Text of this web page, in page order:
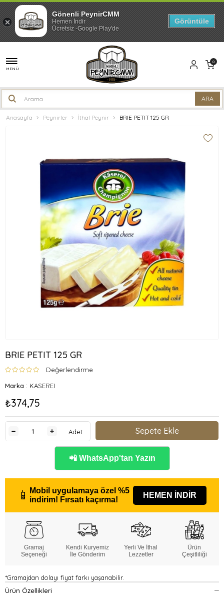
MENÜ
0
Anasayfa Peynirler İthal Peynir BRIE PETIT 125 GR
BRIE PETIT 125 GR
Değerlendirme
Marka : KASEREI
₺374,75
Adet
📲 WhatsApp'tan Yazın
📱 Mobil uygulamaya özel %5
indirim! Fırsatı kaçırma!
HEMEN İNDİR
Gramaj
Seçeneği
Kendi Kuryemiz
İle Gönderim
Yerli Ve İthal
Lezzetler
Ürün
Çeşitliliği
*Gramajdan dolayı fiyat farkı yaşanabilir.
Ürün Özellikleri
Gönenli PeynirCMM
Hemen İndir
Ücretsiz -Google Play'de
Görüntüle